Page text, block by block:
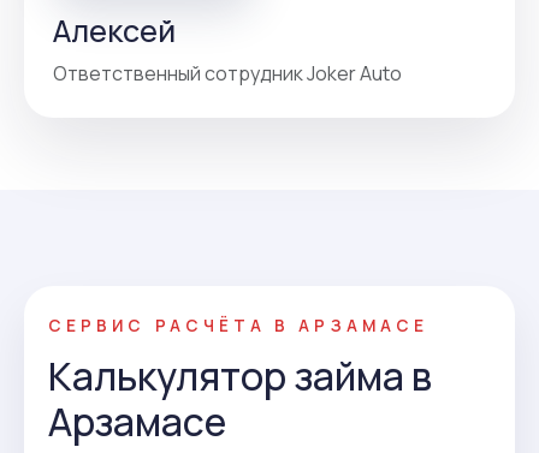
Алексей
Ответственный сотрудник Joker Auto
СЕРВИС РАСЧЁТА В АРЗАМАСЕ
Калькулятор займа в
Арзамасе